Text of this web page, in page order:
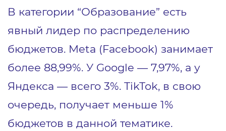
В категории “Образование” есть
явный лидер по распределению
бюджетов. Meta (Facebook) занимает
более 88,99%. У Google — 7,97%, а у
Яндекса — всего 3%. TikTok, в свою
очередь, получает меньше 1%
бюджетов в данной тематике.